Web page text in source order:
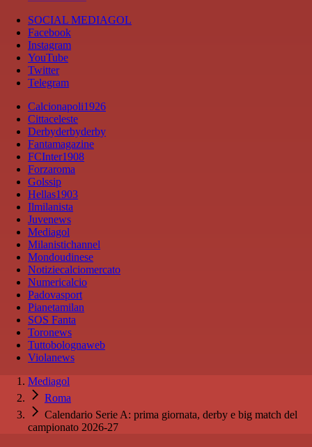
SOCIAL MEDIAGOL
Facebook
Instagram
YouTube
Twitter
Telegram
Calcionapoli1926
Cittaceleste
Derbyderbyderby
Fantamagazine
FCInter1908
Forzaroma
Golssip
Hellas1903
Ilmilanista
Juvenews
Mediagol
Milanistichannel
Mondoudinese
Notiziecalciomercato
Numericalcio
Padovasport
Pianetamilan
SOS Fanta
Toronews
Tuttobolognaweb
Violanews
Mediagol
Roma
Calendario Serie A: prima giornata, derby e big match del
campionato 2026-27